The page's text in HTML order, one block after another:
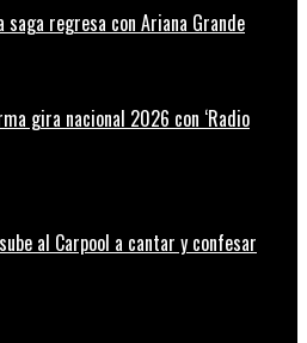
saga regresa con Ariana Grande
gira nacional 2026 con ‘Radio
al Carpool a cantar y confesar